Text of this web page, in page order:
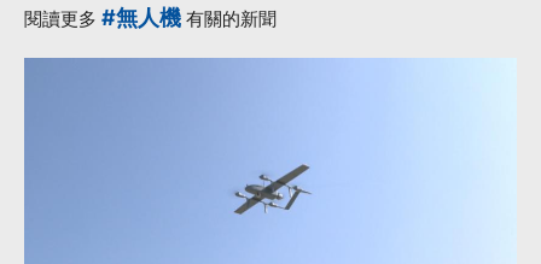
閱讀更多 #無人機 有關的新聞